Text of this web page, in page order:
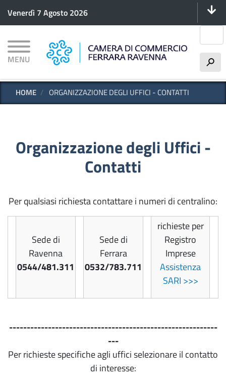
principale
Venerdì 7 Agosto 2026
MENU h
HOME ORGANIZZAZIONE DEGLI UFFICI - CONTATTI
Organizzazione degli Uffici -
Contatti
Per qualsiasi richiesta contattare i numeri di centralino:
Sede di
Ravenna
0544/481.311
Sede di
Ferrara
0532/783.711
richieste per
Registro
Imprese
Assistenza
SARI >>>
-----------------------------------------------------------
---
Per richieste specifiche agli uffici selezionare il contatto
di interesse: